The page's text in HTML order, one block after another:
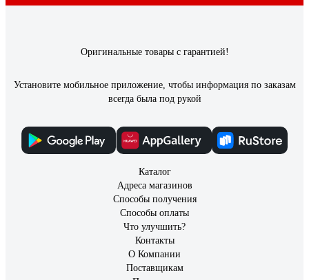
Оригинальные товары с гарантией!
Установите мобильное приложение, чтобы информация по заказам
всегда была под рукой
Каталог
Адреса магазинов
Способы получения
Способы оплаты
Что улучшить?
Контакты
О Компании
Поставщикам